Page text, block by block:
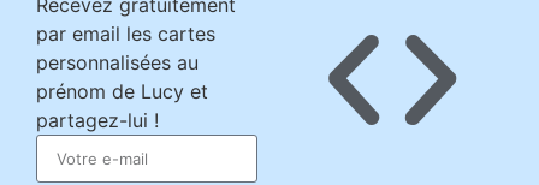
Recevez gratuitement
par email les cartes
personnalisées au
prénom de Lucy et
partagez-lui !